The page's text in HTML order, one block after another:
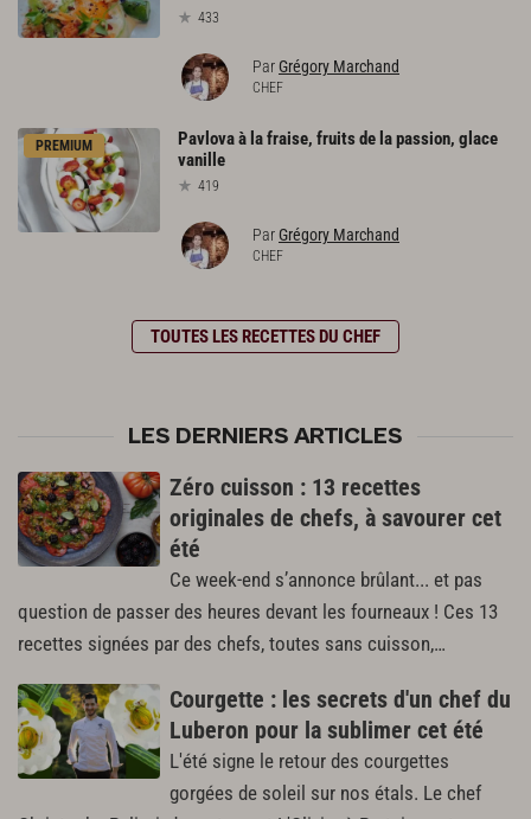
433
ParGrégory Marchand
CHEF
PREMIUM Pavlovaà lafraise, fruitsde lapassion, glace
vanille
419
ParGrégory Marchand
CHEF
TOUTES LES RECETTES DU CHEF
LES DERNIERS ARTICLES
Zéro cuisson : 13 recettes
originales de chefs, à savourer cet
été
Ce week-end s’annonce brûlant... et pas
question de passer des heures devant les fourneaux ! Ces 13
recettes signées par des chefs, toutes sans cuisson,…
Courgette : les secrets d'un chef du
Luberon pour la sublimer cet été
L'été signe le retour des courgettes
gorgées de soleil sur nos étals. Le chef